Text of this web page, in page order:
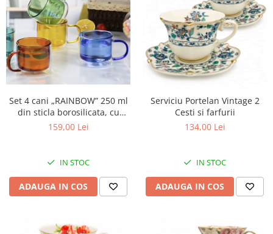
Set 4 cani „RAINBOW” 250 ml
din sticla borosilicata, cu
perete dublu, multicolor
159,00 Lei
IN STOC
ADAUGA IN COS
Serviciu Portelan Vintage 2
Cesti si farfurii
134,00 Lei
IN STOC
ADAUGA IN COS